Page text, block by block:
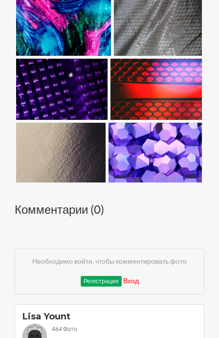
Комментарии (0)
Необходимо войти, чтобы комментировать фото
Регистрация Вход
Lisa Yount
464 Фото